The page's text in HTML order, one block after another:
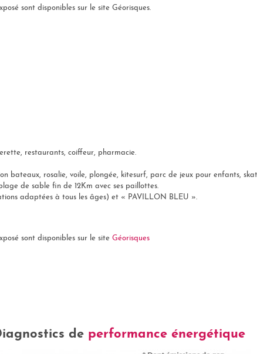
sont disponibles sur le site Géorisques.
restaurants, coiffeur, pharmacie.
bateaux, rosalie, voile, plongée, kitesurf, parc de jeux pour enfants,
de sable fin de 12Km avec ses paillottes.
adaptées à tous les âges) et « PAVILLON BLEU ».
sont disponibles sur le site Géorisques
de performance énergétique